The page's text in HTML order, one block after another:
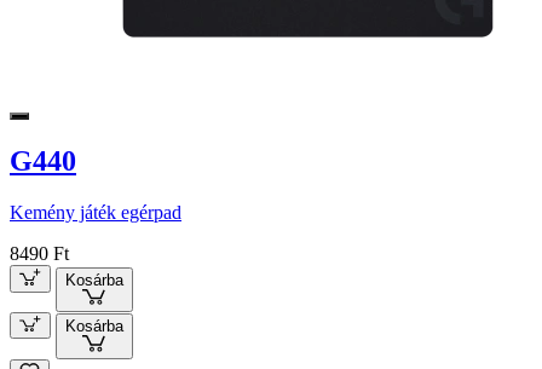
G440
Kemény játék egérpad
8490 Ft
Kosárba
Kosárba